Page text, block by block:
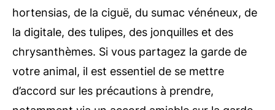
hortensias, de la ciguë, du sumac vénéneux, de
la digitale, des tulipes, des jonquilles et des
chrysanthèmes. Si vous partagez la garde de
votre animal, il est essentiel de se mettre
d’accord sur les précautions à prendre,